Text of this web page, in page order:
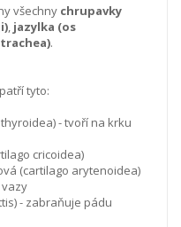
všechny chrupavky
, jazylka (os
.
patří tyto:
- tvoří na krku
cricoidea)
(cartilago arytenoidea)
- zabraňuje pádu